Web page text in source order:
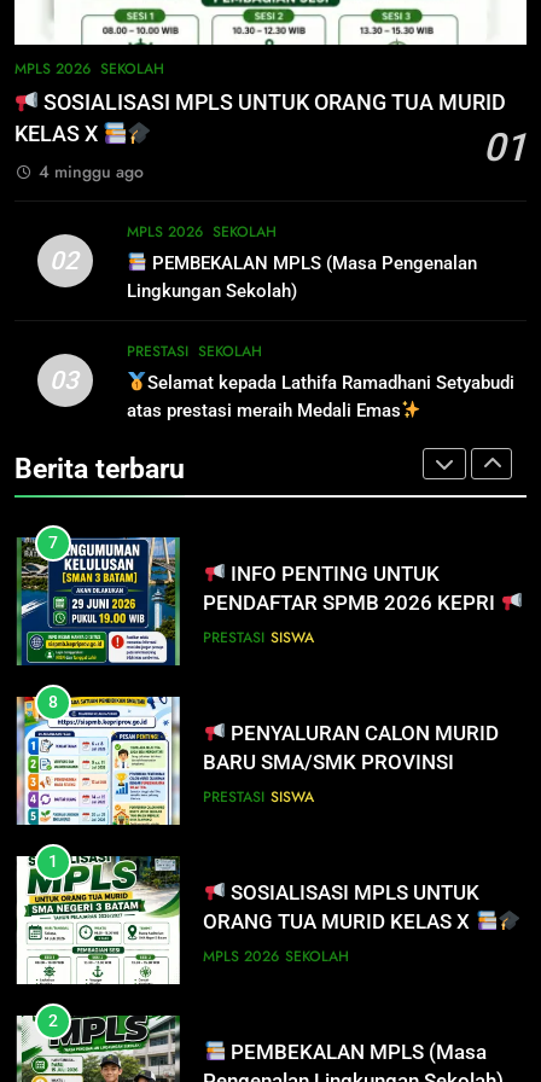
LUPA LAPOR DIRI!
INFO PENTING UNTUK
PENDAFTAR SPMB 2026 KEPRI
PRESTASI SISWA
8
PENYALURAN CALON MURID
BARU SMA/SMK PROVINSI
MPLS 2026 SEKOLAH
SOSIALISASI MPLS UNTUK ORANG TUA MURID
KELAS X
01
4 minggu ago
02
MPLS 2026 SEKOLAH
PEMBEKALAN MPLS (Masa Pengenalan
Lingkungan Sekolah)
03
PRESTASI SEKOLAH
Selamat kepada Lathifa Ramadhani Setyabudi
atas prestasi meraih Medali Emas
Berita terbaru
5
PENGUMUMAN TIDAK PERLU
INFO PENTING – JANGAN
LUPA LAPOR DIRI!
SISWA SPMB
7
INFO PENTING UNTUK
PENDAFTAR SPMB 2026 KEPRI
8
PENYALURAN CALON MURID
BARU SMA/SMK PROVINSI
KEPULAUAN RIAU 2026
PRESTASI SISWA
1
SOSIALISASI MPLS UNTUK
ORANG TUA MURID KELAS X
MPLS 2026 SEKOLAH
2
PEMBEKALAN MPLS (Masa
Pengenalan Lingkungan Sekolah)
MPLS 2026 SEKOLAH
3
Selamat kepada Lathifa